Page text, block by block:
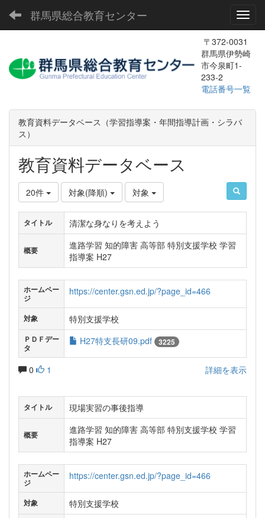
群馬県総合教育センター
〒372-0031
群馬県伊勢崎
市今泉町1-
233-2
電話番号一覧
教育資料データベース（学習指導案・年間指導計画・シラバ
ス）
教育資料データベース
20件 対象(降順) 対象
タイトル 清潔な身なりを考えよう
概要
進路学習 知的障害 高等部 特別支援学校 学習
指導案 H27
ホームペー
ジ
https://center.gsn.ed.jp/?page_id=466
対象 特別支援学校
ＰＤＦデー
タ
H27特支長研09.pdf 3225
0 1 詳細を表示
タイトル 現場実習の事後指導
概要
進路学習 知的障害 高等部 特別支援学校 学習
指導案 H27
ホームペー
ジ
https://center.gsn.ed.jp/?page_id=466
対象 特別支援学校